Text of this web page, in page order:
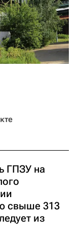
ГПЗУ на
свыше 313
из